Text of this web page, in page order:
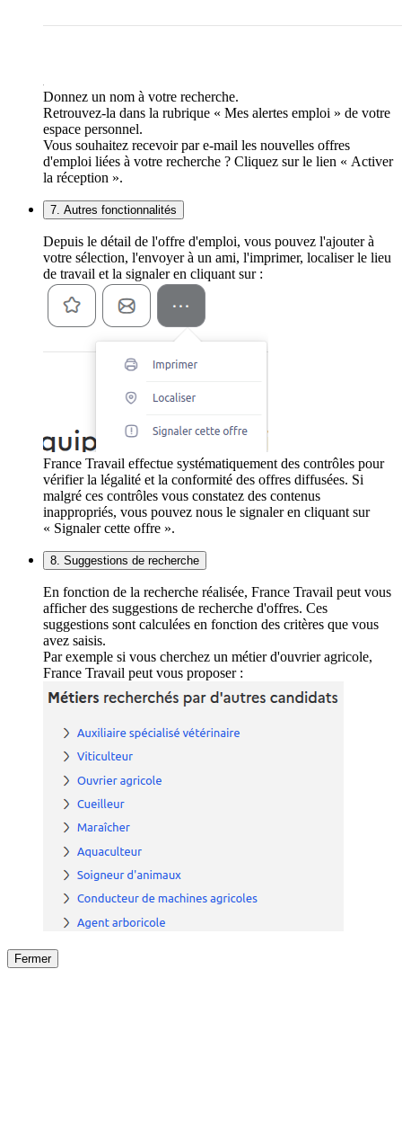
Donnez un nom à votre recherche.
Retrouvez-la dans la rubrique « Mes alertes emploi » de votre
espace personnel.
Vous souhaitez recevoir par e-mail les nouvelles offres
d'emploi liées à votre recherche ? Cliquez sur le lien « Activer
la réception ».
7. Autres fonctionnalités
Depuis le détail de l'offre d'emploi, vous pouvez l'ajouter à
votre sélection, l'envoyer à un ami, l'imprimer, localiser le lieu
de travail et la signaler en cliquant sur :
France Travail effectue systématiquement des contrôles pour
vérifier la légalité et la conformité des offres diffusées. Si
malgré ces contrôles vous constatez des contenus
inappropriés, vous pouvez nous le signaler en cliquant sur
« Signaler cette offre ».
8. Suggestions de recherche
En fonction de la recherche réalisée, France Travail peut vous
afficher des suggestions de recherche d'offres. Ces
suggestions sont calculées en fonction des critères que vous
avez saisis.
Par exemple si vous cherchez un métier d'ouvrier agricole,
France Travail peut vous proposer :
Fermer